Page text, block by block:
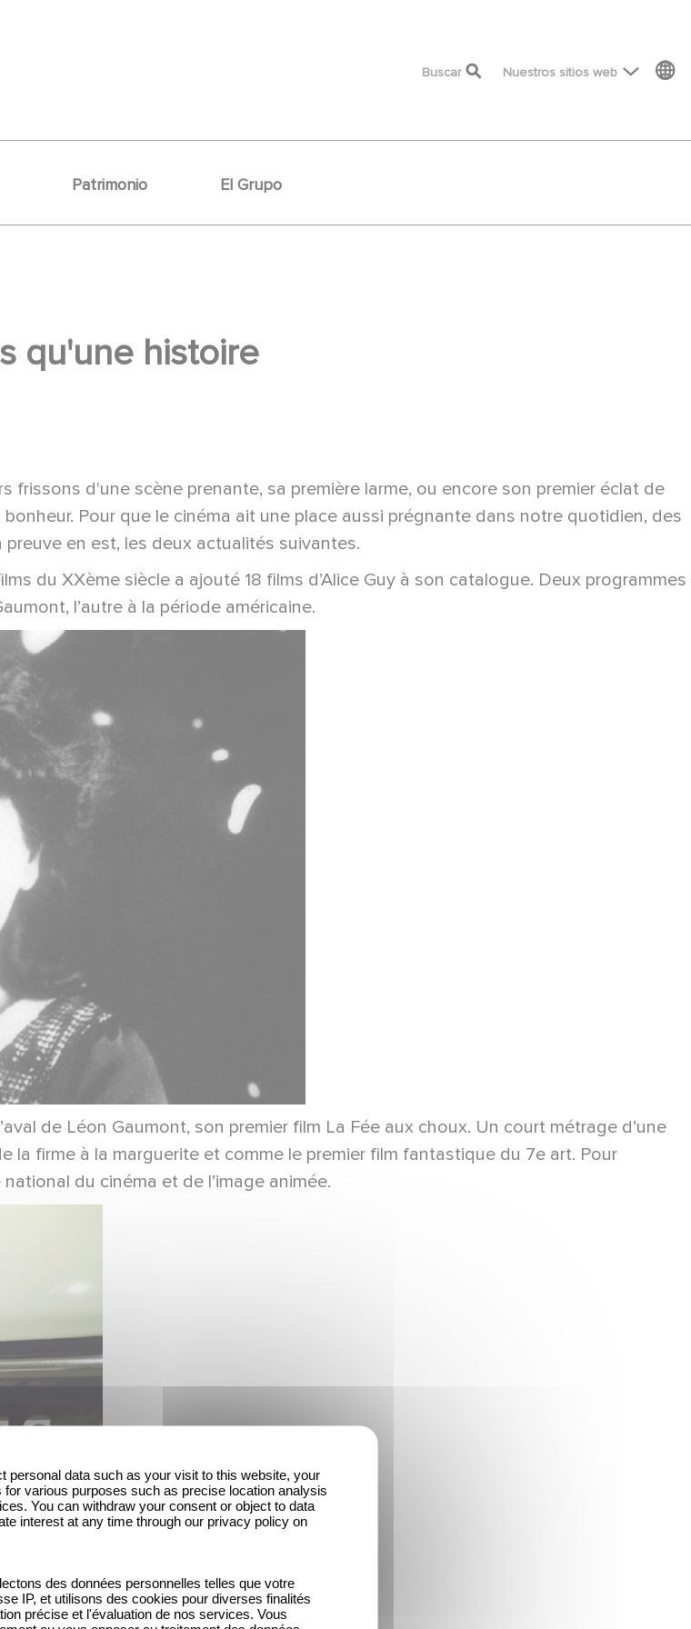
top menu
Buscar Nuestros sitios web
Patrimonio El Grupo
qu'une histoire
frissons d'une scène prenante, sa première larme, ou encore son premier éclat de
Pour que le cinéma ait une place aussi prégnante dans notre quotidien, des
en est, les deux actualités suivantes.
du XXème siècle a ajouté 18 films d’Alice Guy à son catalogue. Deux programmes
l’autre à la période américaine.
de Léon Gaumont, son premier film La Fée aux choux. Un court métrage d’une
la firme à la marguerite et comme le premier film fantastique du 7e art. Pour
national du cinéma et de l’image animée.
personal data such as your visit to this website, your
various purposes such as precise location analysis
You can withdraw your consent or object to data
interest at any time through our privacy policy on
des données personnelles telles que votre
IP, et utilisons des cookies pour diverses finalités
précise et l'évaluation de nos services. Vous